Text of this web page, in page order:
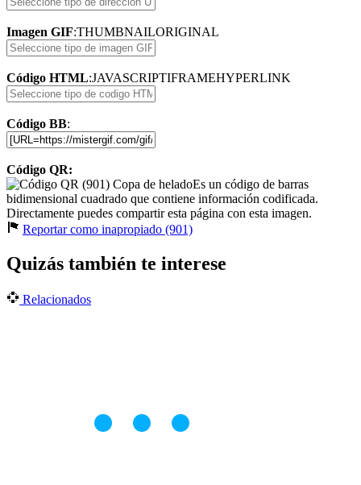
Imagen GIF:THUMBNAILORIGINAL
Código HTML:JAVASCRIPTIFRAMEHYPERLINK
Código BB:
Código QR:
Es un código de barras
bidimensional cuadrado que contiene información codificada.
Directamente puedes compartir esta página con esta imagen.
Reportar como inapropiado (901)
Quizás también te interese
Relacionados